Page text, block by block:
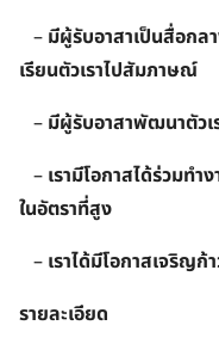
– มีผู้รับอาสาเป็นสื่อกล
เรียนตัวเราไปสัมภาษณ์
– มีผู้รับอาสาพัฒนาตัว
– เรามีโอกาสได้ร่วมทำ
ในอัตราที่สูง
– เราได้มีโอกาสเจริญก้
รายละเอียด